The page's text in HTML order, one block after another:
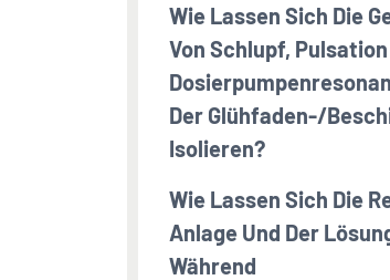
Wie Lassen Sich Die
Von Schlupf, Pulsation
Der Glühfaden-/
Isolieren?
Wie Lassen Sich Die
Anlage Und Der
Während